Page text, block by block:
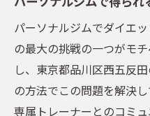
理想のボディを実現
のアプローチ
個別アプローチ
短期と長期の目
パーソナルジムでダイエ
の最大の挑戦の一つがモ
し、東京都品川区西五反
の方法でこの問題を解決
専属トレーナーとのコミ